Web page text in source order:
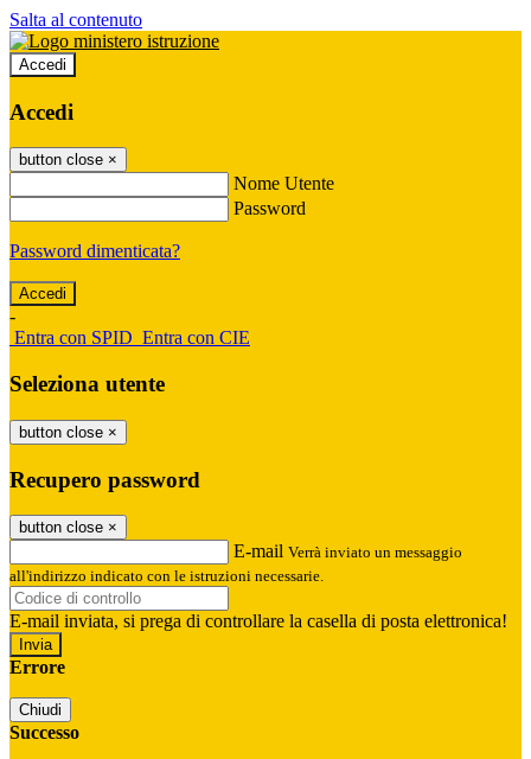
Salta al contenuto
Accedi
Accedi
button close ×
Nome Utente
Password
Password dimenticata?
-
Entra con SPID Entra con CIE
Seleziona utente
button close ×
Recupero password
button close ×
E-mail Verrà inviato un messaggio
all'indirizzo indicato con le istruzioni necessarie.
E-mail inviata, si prega di controllare la casella di posta elettronica!
Errore
Chiudi
Successo